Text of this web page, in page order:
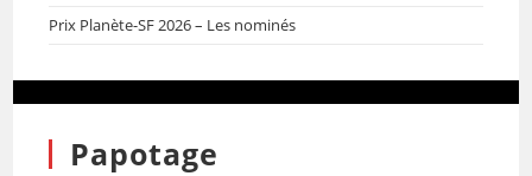
Prix Planète-SF 2026 – Les nominés
Papotage